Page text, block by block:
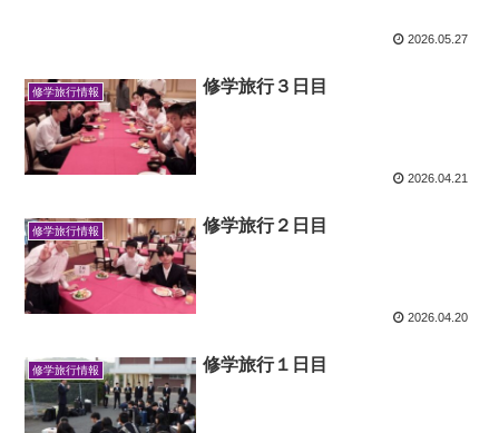
2026.05.27
修学旅行情報 修学旅行３日目
2026.04.21
修学旅行情報 修学旅行２日目
2026.04.20
修学旅行情報 修学旅行１日目